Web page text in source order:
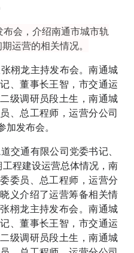
会，介绍南通市城市轨
运营的相关情况。
栩龙主持发布会。南通城
、董事长王智，市交通运
级调研员段土生，南通城
、总工程师，运营分公司
发布会。
交通有限公司党委书记、
程建设运营总体情况，南
委员、总工程师，运营分
义介绍了运营筹备相关情
栩龙主持发布会。南通城
、董事长王智，市交通运
级调研员段土生，南通城